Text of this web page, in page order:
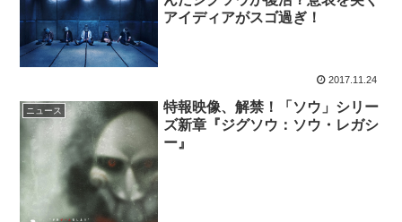
アイディアがスゴ過ぎ！
2017.11.24
ニュース
特報映像、解禁！「ソウ」シリー
ズ新章『ジグソウ：ソウ・レガシ
ー』